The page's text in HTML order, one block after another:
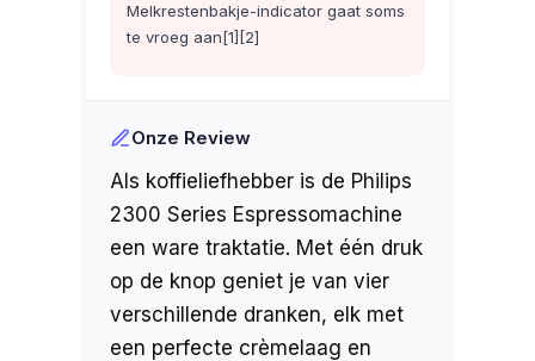
Melkrestenbakje-indicator gaat soms
te vroeg aan[1][2]
Onze Review
Als koffieliefhebber is de Philips
2300 Series Espressomachine
een ware traktatie. Met één druk
op de knop geniet je van vier
verschillende dranken, elk met
een perfecte crèmelaag en